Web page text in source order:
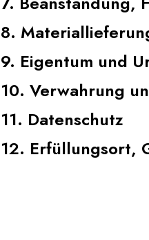
8.
9. Eigentum und
10. Verwahrung
11. Datenschutz
12. Erfüllungsort,